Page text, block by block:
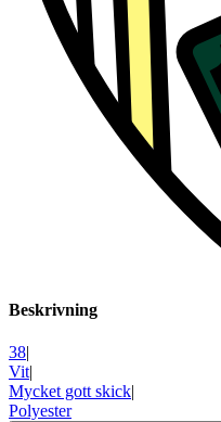
Beskrivning
38|
Vit|
Mycket gott skick|
Polyester